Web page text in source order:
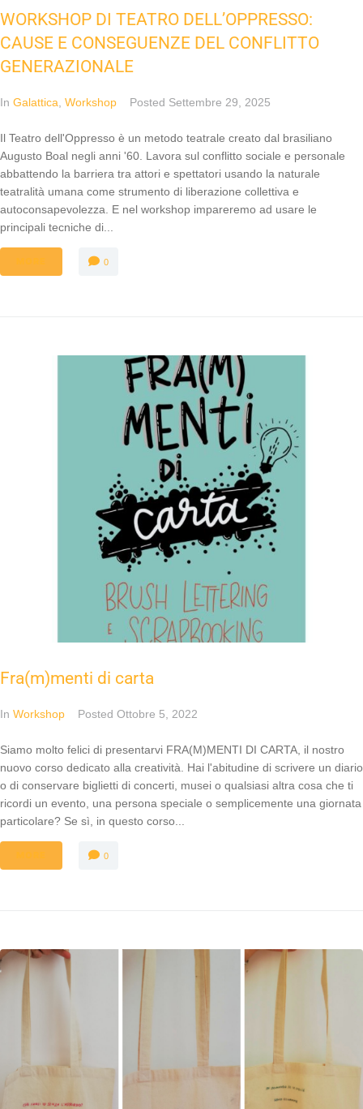
WORKSHOP DI TEATRO DELL’OPPRESSO:
CAUSE E CONSEGUENZE DEL CONFLITTO
GENERAZIONALE
In Galattica, Workshop Posted Settembre 29, 2025
Il Teatro dell'Oppresso è un metodo teatrale creato dal brasiliano
Augusto Boal negli anni '60. Lavora sul conflitto sociale e personale
abbattendo la barriera tra attori e spettatori usando la naturale
teatralità umana come strumento di liberazione collettiva e
autoconsapevolezza. E nel workshop impareremo ad usare le
principali tecniche di...
0
Fra(m)menti di carta
In Workshop Posted Ottobre 5, 2022
Siamo molto felici di presentarvi FRA(M)MENTI DI CARTA, il nostro
nuovo corso dedicato alla creatività. Hai l'abitudine di scrivere un diario
o di conservare biglietti di concerti, musei o qualsiasi altra cosa che ti
ricordi un evento, una persona speciale o semplicemente una giornata
particolare? Se sì, in questo corso...
0